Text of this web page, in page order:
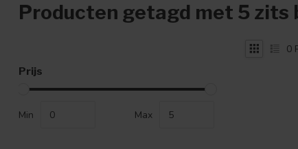
Producten getagd met 5 zits
Prijs
Min Max
0